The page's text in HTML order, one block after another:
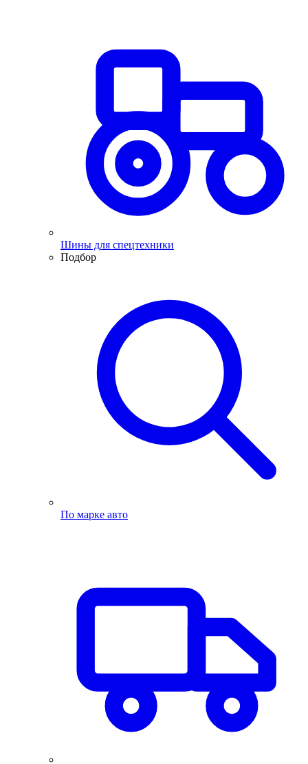
Шины для спецтехники
Подбор
По марке авто